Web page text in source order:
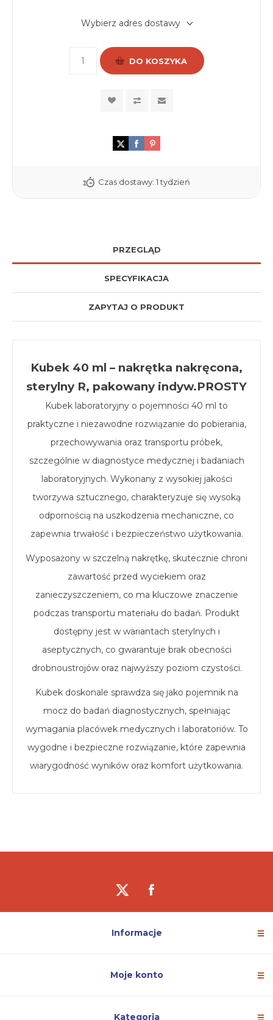
Wybierz adres dostawy
DO KOSZYKA
Czas dostawy: 1 tydzień
PRZEGLĄD
SPECYFIKACJA
ZAPYTAJ O PRODUKT
Kubek 40 ml – nakrętka nakręcona,
sterylny R, pakowany indyw.PROSTY
Kubek laboratoryjny o pojemności 40 ml to
praktyczne i niezawodne rozwiązanie do pobierania,
przechowywania oraz transportu próbek,
szczególnie w diagnostyce medycznej i badaniach
laboratoryjnych. Wykonany z wysokiej jakości
tworzywa sztucznego, charakteryzuje się wysoką
odpornością na uszkodzenia mechaniczne, co
zapewnia trwałość i bezpieczeństwo użytkowania.
Wyposażony w szczelną nakrętkę, skutecznie chroni
zawartość przed wyciekiem oraz
zanieczyszczeniem, co ma kluczowe znaczenie
podczas transportu materiału do badań. Produkt
dostępny jest w wariantach sterylnych i
aseptycznych, co gwarantuje brak obecności
drobnoustrojów oraz najwyższy poziom czystości.
Kubek doskonale sprawdza się jako pojemnik na
mocz do badań diagnostycznych, spełniając
wymagania placówek medycznych i laboratoriów. To
wygodne i bezpieczne rozwiązanie, które zapewnia
wiarygodność wyników oraz komfort użytkowania.
Informacje
Moje konto
Kategoria